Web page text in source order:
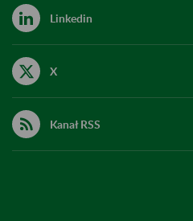
Linkedin
X
Kanał RSS